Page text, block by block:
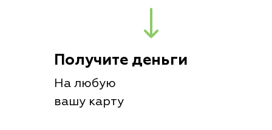
Получите деньги
На любую
вашу карту